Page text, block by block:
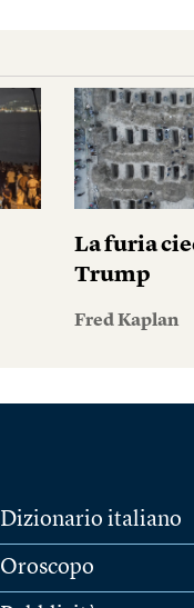
La furia
Trump
Fred Kaplan
Dizionario italiano
Oroscopo